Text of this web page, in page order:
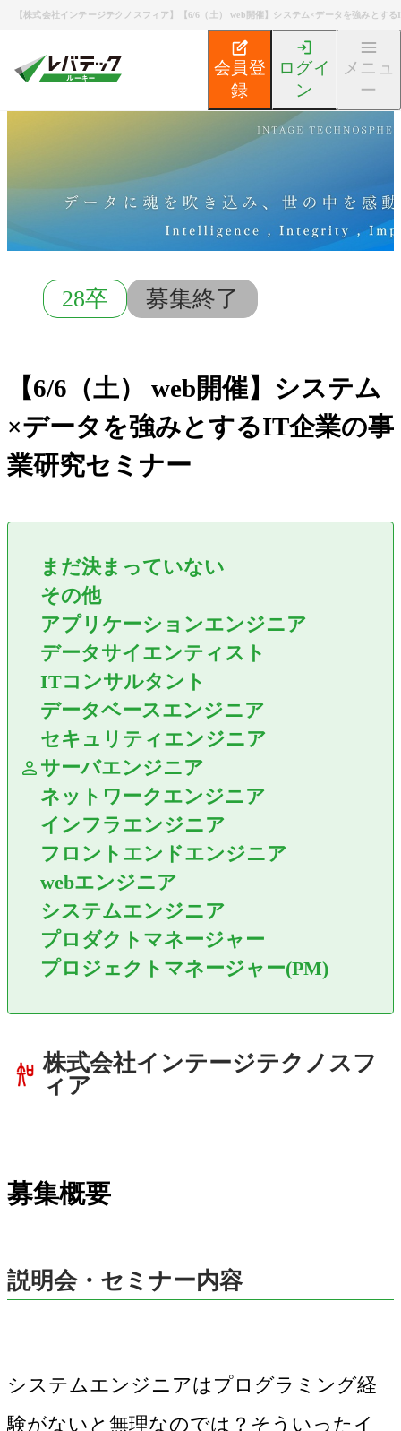
【株式会社インテージテクノスフィア】【6/6（土） web開催】システム×データを強みとす
会員登
録
ログイ
ン
メニュ
ー
募集検索 【6/6（土） web
28卒 募集終了
【6/6（土） web開催】システム
×データを強みとするIT企業の事
業研究セミナー
まだ決まっていない
その他
アプリケーションエンジニア
データサイエンティスト
ITコンサルタント
データベースエンジニア
セキュリティエンジニア
サーバエンジニア
ネットワークエンジニア
インフラエンジニア
フロントエンドエンジニア
webエンジニア
システムエンジニア
プロダクトマネージャー
プロジェクトマネージャー(PM)
株式会社インテージテクノスフ
ィア
募集概要
説明会・セミナー内容
システムエンジニアはプログラミング経
験がないと無理なのでは？そういったイ